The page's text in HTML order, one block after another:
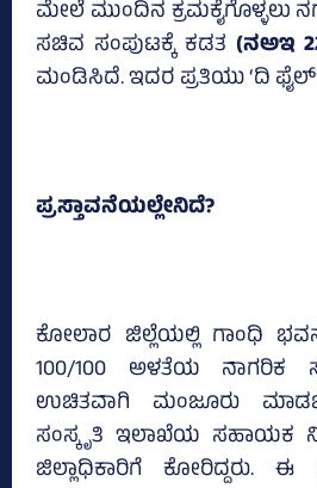
ಮೇಲೆ ಮುಂದಿನ ಕ್ರಮಕೈಗೊಳ್ಳಲು
ಸಚಿವ ಸಂಪುಟಕ್ಕೆ ಕಡತ (ನಅಇ
ಮಂಡಿಸಿದೆ. ಇದರ ಪ್ರತಿಯು ‘ದಿ
ಪ್ರಸ್ತಾವನೆಯಲ್ಲೇನಿದೆ?
ಕೋಲಾರ ಜಿಲ್ಲೆಯಲ್ಲಿ ಗಾಂಧಿ
100/100 ಅಳತೆಯ ನಾಗರಿಕ
ಉಚಿತವಾಗಿ ಮಂಜೂರು
ಸಂಸ್ಕೃತಿ ಇಲಾಖೆಯ ಸಹಾಯಕ
ಜಿಲ್ಲಾಧಿಕಾರಿಗೆ ಕೋರಿದ್ದರು.